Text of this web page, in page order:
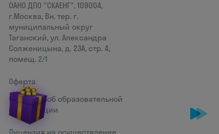
ОАНО ДПО "СКАЕНГ", 109004,
г.Москва, Вн. тер. г.
муниципальный округ
Таганский, ул. Александра
Солженицына, д. 23А, стр. 4,
помещ. 2/1
Оферта
Сведения об образовательной
организации